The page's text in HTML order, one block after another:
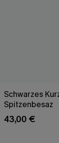
Schwarzes
Spitzenbesaz
43,00 €